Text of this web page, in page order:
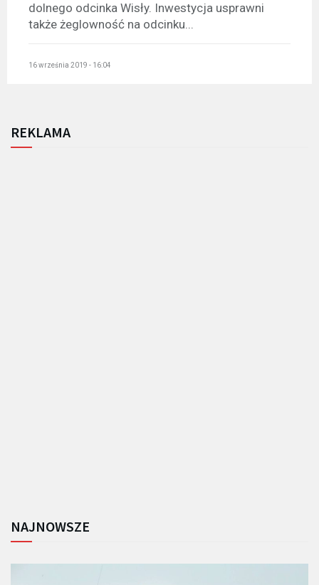
dolnego odcinka Wisły. Inwestycja usprawni
także żeglowność na odcinku...
16 września 2019 - 16:04
REKLAMA
NAJNOWSZE